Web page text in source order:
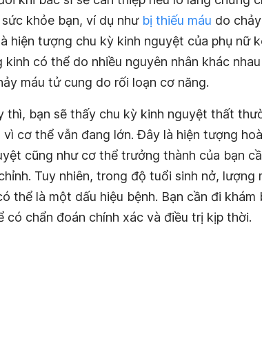
khỏe bạn, ví dụ như bị thiếu máu do
hiện tượng chu kỳ kinh nguyệt của phụ nữ
kinh có thể do nhiều nguyên nhân khác
máu tử cung do rối loạn cơ năng.
thì, bạn sẽ thấy chu kỳ kinh nguyệt thất
vì cơ thể vẫn đang lớn. Đây là hiện tượng
cũng như cơ thể trưởng thành của bạn
Tuy nhiên, trong độ tuổi sinh nở,
thể là một dấu hiệu bệnh. Bạn cần đi
có chẩn đoán chính xác và điều trị kịp thời.